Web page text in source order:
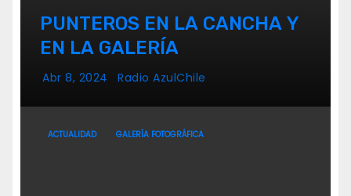
PUNTEROS EN LA CANCHA Y
EN LA GALERÍA
Abr 8, 2024 Radio AzulChile
ACTUALIDAD GALERÍA FOTOGRÁFICA